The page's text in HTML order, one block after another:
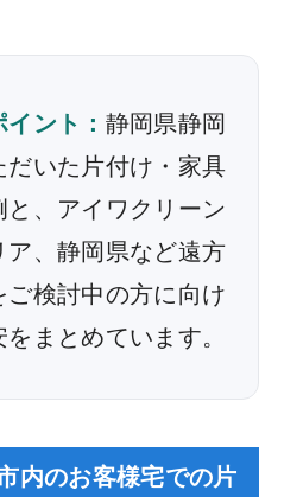
ント： 静岡県静岡
いた片付け・家具
、アイワクリーン
、静岡県など遠方
検討中の方に向け
まとめています。
内のお客様宅での片